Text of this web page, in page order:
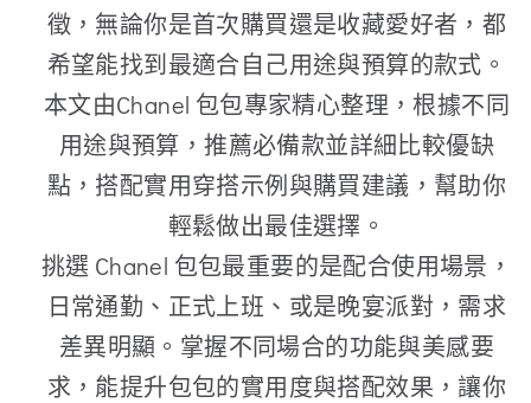
徵，無論你是首次購買還是收藏愛好者，都
希望能找到最適合自己用途與預算的款式。
本文由Chanel 包包專家精心整理，根據不同
用途與預算，推薦必備款並詳細比較優缺
點，搭配實用穿搭示例與購買建議，幫助你
輕鬆做出最佳選擇。
挑選 Chanel 包包最重要的是配合使用場景，
日常通勤、正式上班、或是晚宴派對，需求
差異明顯。掌握不同場合的功能與美感要
求，能提升包包的實用度與搭配效果，讓你